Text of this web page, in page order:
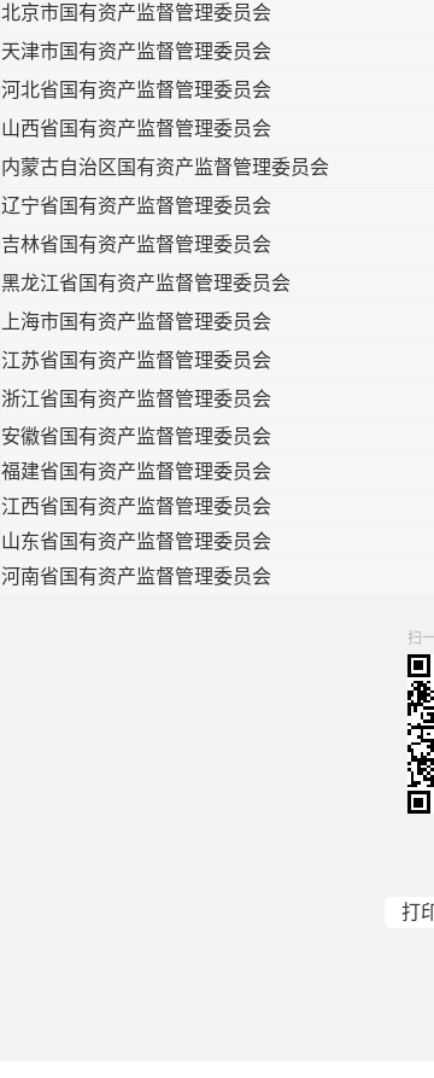
北京市国有资产监督管理委员会
天津市国有资产监督管理委员会
河北省国有资产监督管理委员会
山西省国有资产监督管理委员会
内蒙古自治区国有资产监督管理委员会
辽宁省国有资产监督管理委员会
吉林省国有资产监督管理委员会
黑龙江省国有资产监督管理委员会
上海市国有资产监督管理委员会
江苏省国有资产监督管理委员会
浙江省国有资产监督管理委员会
安徽省国有资产监督管理委员会
福建省国有资产监督管理委员会
江西省国有资产监督管理委员会
山东省国有资产监督管理委员会
河南省国有资产监督管理委员会
扫
打